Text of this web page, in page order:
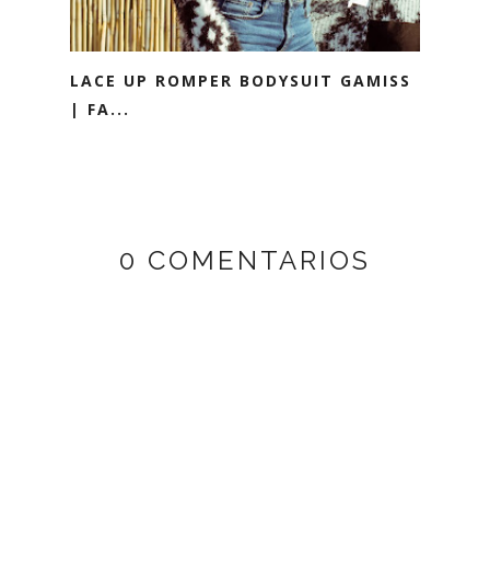
LACE UP ROMPER BODYSUIT GAMISS
| FA...
0 COMENTARIOS